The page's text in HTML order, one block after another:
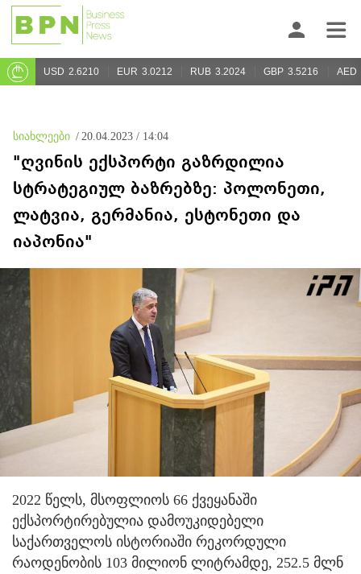
USD 2.6210 EUR 3.0212 RUB 3.2024 GBP 3.5216 AED
სიახლეები / 20.04.2023 / 14:04
"ღვინის ექსპორტი გაზრდილია
სტრატეგიულ ბაზრებზე: პოლონეთი,
ლატვია, გერმანია, ესტონეთი და
იაპონია"
2022 წელს, მსოფლიოს 66 ქვეყანაში
ექსპორტირებულია დამოუკიდებელი
საქართველოს ისტორიაში რეკორდული
რაოდენობის 103 მილიონ ლიტრამდე, 252.5 მლნ